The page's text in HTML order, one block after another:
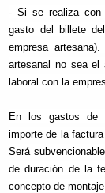
- Si se realiza con
gasto del billete
empresa
artesanal no sea el
laboral con la
En los gastos de
importe de la
Será
de duración de la
concepto de montaje.